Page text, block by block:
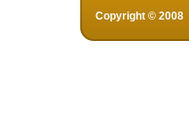
Copyright © 2008